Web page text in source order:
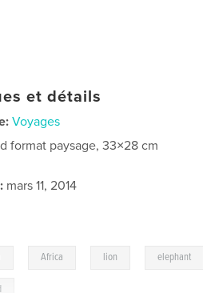
et détails
Voyages
format paysage, 33×28 cm
mars 11, 2014
Africa lion elephant